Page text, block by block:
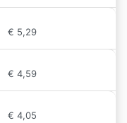
€ 5,29
€ 4,59
€ 4,05